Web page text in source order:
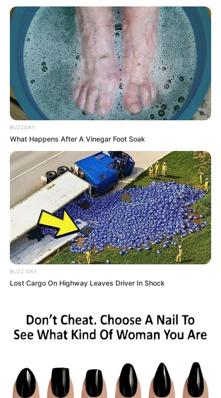
BUZZDAY
What Happens After A Vinegar Foot Soak
BUZZ DAY
Lost Cargo On Highway Leaves Driver In Shock